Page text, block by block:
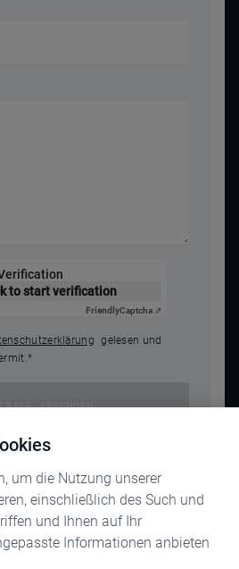
to start verification
FriendlyCaptcha ⇗
gelesen und
*
ABSENDEN
um die Nutzung unserer
einschließlich des Such und
und Ihnen auf Ihr
Informationen anbieten